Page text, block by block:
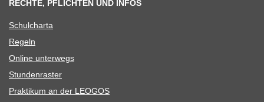
RECHTE, PFLICHTEN UND INFOS
Schul­charta
Regeln
Online unter­wegs
Stun­den­ras­ter
Prak­ti­kum an der LEOGOS